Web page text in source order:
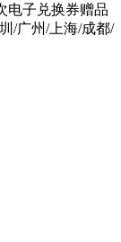
电子兑换券赠品
/广州/上海/成都/